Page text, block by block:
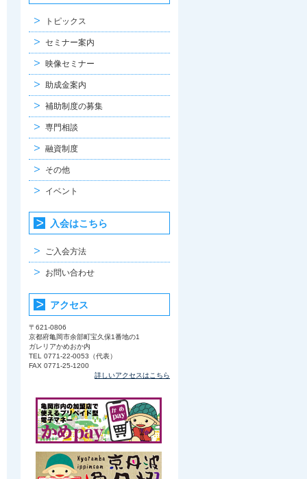
トピックス
セミナー案内
映像セミナー
助成金案内
補助制度の募集
専門相談
融資制度
その他
イベント
入会はこちら
ご入会方法
お問い合わせ
アクセス
〒621-0806
京都府亀岡市余部町宝久保1番地の1
ガレリアかめおか内
TEL 0771-22-0053（代表）
FAX 0771-25-1200
詳しいアクセスはこちら